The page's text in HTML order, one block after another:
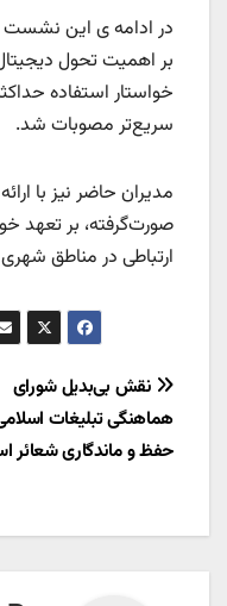
در ادامه ی این نشست
بر اهمیت تحول
خواستار استفاده
سریع‌تر مصوبات شد.
مدیران حاضر نیز با
صورت‌گرفته، بر تعهد
ارتباطی در مناطق
راهبری
نوشته
نقش بی‌بدیل شورای
هماهنگی تبلیغات
حفظ و ماندگاری شعائر